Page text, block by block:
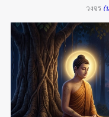
วงจร(น